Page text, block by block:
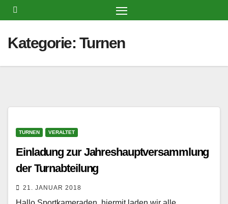
Zum
Inhalt
springen
Kategorie: Turnen
TURNEN VERALTET
Einladung zur Jahreshauptversammlung
der Turnabteilung
21. JANUAR 2018